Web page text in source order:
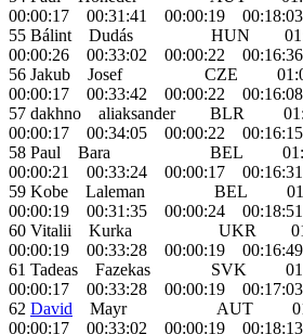
00:00:17 00:31:41 00:00:19 00:18:03
55 Bálint Dudás HUN
00:00:26 00:33:02 00:00:22 00:16:36
56 Jakub Josef CZE
00:00:17 00:33:42 00:00:22 00:16:08
57 dakhno aliaksander BLR
00:00:17 00:34:05 00:00:22 00:16:15
58 Paul Bara BEL
00:00:21 00:33:24 00:00:17 00:16:31
59 Kobe Laleman BEL
00:00:19 00:31:35 00:00:24 00:18:51
60 Vitalii Kurka UKR
00:00:19 00:33:28 00:00:19 00:16:49
61 Tadeas Fazekas SVK
00:00:17 00:33:28 00:00:19 00:17:03
62 David Mayr AUT
00:00:17 00:33:02 00:00:19 00:18:13